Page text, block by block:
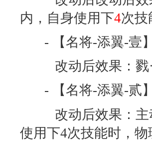
内，自身使用下4次技
- 【名将-添翼-壹】
改动后效果：戮
- 【名将-添翼-贰】
改动后效果：主
使用下4次技能时，